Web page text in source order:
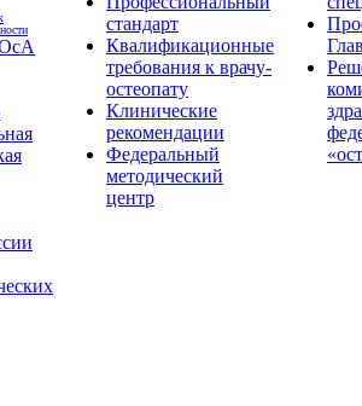
стандарт
Квалификационные
требования к врачу-
остеопату
Клинические
рекомендации
Федеральный
методический
центр